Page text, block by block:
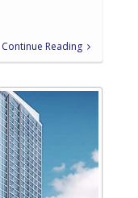
Continue Reading